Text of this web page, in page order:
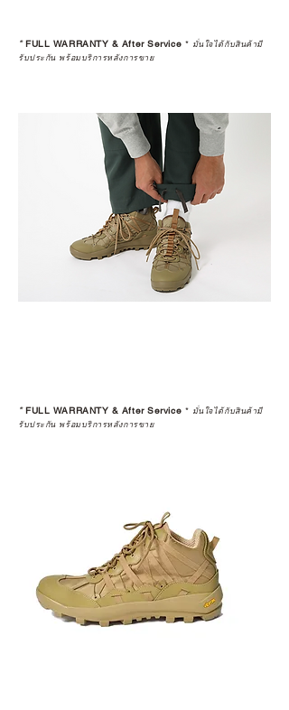
ในอุปกรณ์ที่คุณรัก มีคุณค่าอย่าง
ตัวแทนจำหน่ายที่ได้รับการแต่งตั้ง
เพื่อให้คุณได้รับทั้งสินค้า และ
ประสบการณ์ที่สมบูรณ์แบบในระยะ
อ่านต่อเรื่องการรับประกันสินค้าได้
https://www.campstudio.co.th/
*FULL WARRANTY & After Service * มั่นใจได้กับสินค้ามี
รับประกัน พร้อมบริการหลังการขาย
*FULL WARRANTY & After Service * มั่นใจได้กับสินค้ามี
รับประกัน พร้อมบริการหลังการขาย